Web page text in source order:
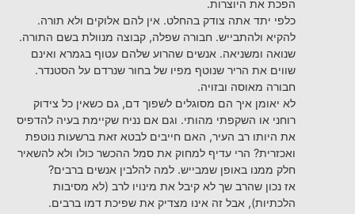
הפכת את היוצרות.
כלפי יתד אתה צודק בהחלט. אין להם אלוקים ולא תורה.
להקיא ולהתבייש. חבורה שפלה, קבוצה מנוולת בשם התורה.
שנואה ומשניאה. אנשים שהרוע שלהם עטוף בגמרא ואינם
שווים את הריר שנוטף מפיו של בחור שנרדם על הסטנדר.
חבורה מאוסה ובזויה.
לא יאומן איך הם מסוגלים לשפוך דם, גם כשאין כל צידוק
רוחני או השקפתי מהותי. וגם אם נניח שקיימת בעיה להדפיס
את היותו רב העיר, האם חייבים לבטא זאת ברשעות נוטפת
ואכזרית? הרי עדיף למחוק את סמל ההכשר כולו ולא להשאיר
חלק ממנו באופן שמבייש. למה להלבין אנשים ברבים?
אז נכון שהרב שך לא קיבל את מינויו לרב (לא מסיבות
הלכתיות), אבל זה אינו מצדיק את שפיכת דמו ברבים.